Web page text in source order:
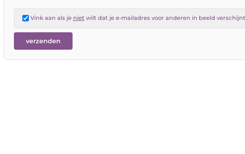
Vink aan als je nietwilt dat je e-mailadres voor anderen in beeld verschijnt